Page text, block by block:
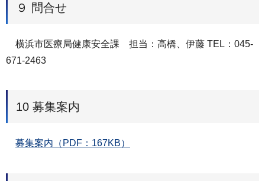
９ 問合せ
横浜市医療局健康安全課 担当：高橋、伊藤 TEL：045-
671-2463
10 募集案内
募集案内（PDF：167KB）